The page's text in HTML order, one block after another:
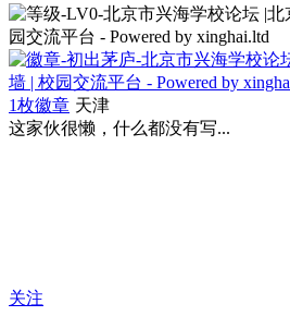
1枚徽章 天津
这家伙很懒，什么都没有写...
关注